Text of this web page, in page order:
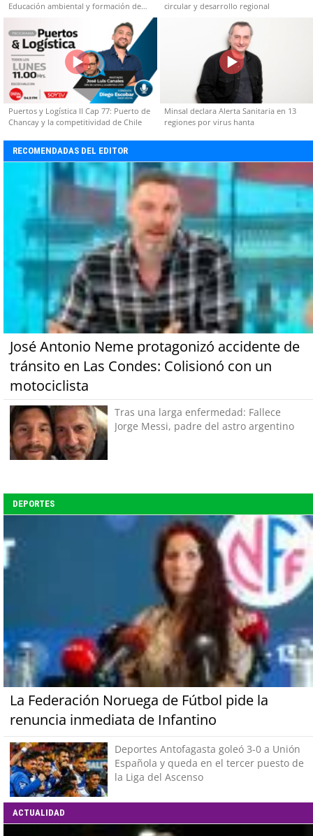
Educación ambiental y formación de
capacidades técnicas
circular y desarrollo regional
Puertos y Logística II Cap 77: Puerto de
Chancay y la competitividad de Chile
Minsal declara Alerta Sanitaria en 13
regiones por virus hanta
RECOMENDADAS DEL EDITOR
José Antonio Neme protagonizó accidente de
tránsito en Las Condes: Colisionó con un
motociclista
Tras una larga enfermedad: Fallece
Jorge Messi, padre del astro argentino
DEPORTES
La Federación Noruega de Fútbol pide la
renuncia inmediata de Infantino
Deportes Antofagasta goleó 3-0 a Unión
Española y queda en el tercer puesto de
la Liga del Ascenso
ACTUALIDAD